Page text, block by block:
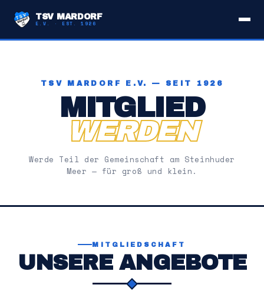
TSV MARDORF
E.V. · EST. 1926
TSV MARDORF E.V. — SEIT 1926
MITGLIED
WERDEN
Werde Teil der Gemeinschaft am Steinhuder
Meer — für groß und klein.
MITGLIEDSCHAFT
UNSERE ANGEBOTE